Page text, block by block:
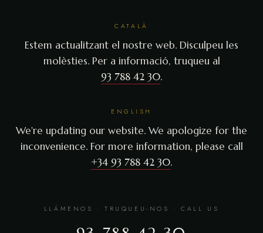
CATALÀ
Estem actualitzant el nostre web. Disculpeu les
molèsties. Per a informació, truqueu al
93 788 42 30.
ENGLISH
We're updating our website. We apologize for the
inconvenience. For more information, please call
+34 93 788 42 30.
LLÁMENOS · TRUQUEU-NOS · CALL US